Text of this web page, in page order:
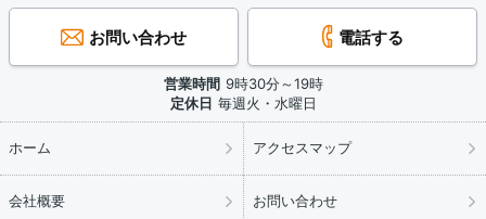
お問い合わせ 電話する
営業時間 9時30分～19時
定休日 毎週火・水曜日
ホーム アクセスマップ
会社概要 お問い合わせ